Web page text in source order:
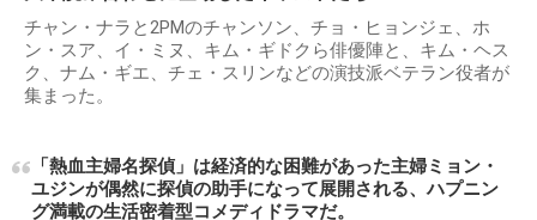
チャン・ナラと2PMのチャンソン、チョ・ヒョンジェ、ホ
ン・スア、イ・ミヌ、キム・ギドクら俳優陣と、キム・ヘス
ク、ナム・ギエ、チェ・スリンなどの演技派ベテラン役者が
集まった。
「熱血主婦名探偵」は経済的な困難があった主婦ミョン・
ユジンが偶然に探偵の助手になって展開される、ハプニン
グ満載の生活密着型コメディドラマだ。